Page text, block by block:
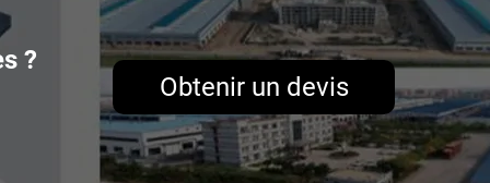
?
Obtenir un devis